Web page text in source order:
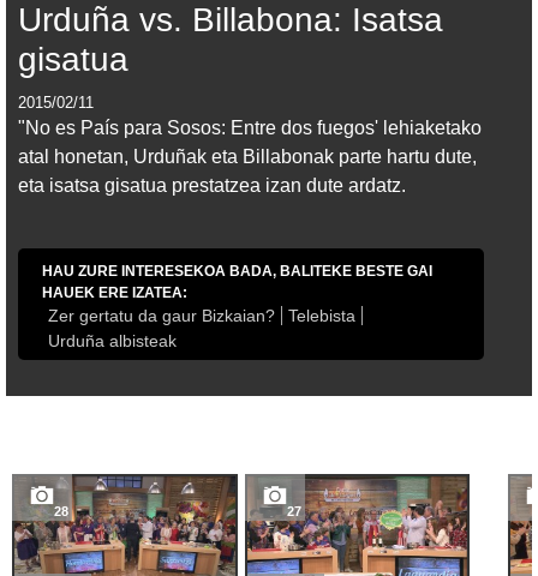
Urduña vs. Billabona: Isatsa
gisatua
2015/02/11
"No es País para Sosos: Entre dos fuegos' lehiaketako
atal honetan, Urduñak eta Billabonak parte hartu dute,
eta isatsa gisatua prestatzea izan dute ardatz.
HAU ZURE INTERESEKOA BADA, BALITEKE BESTE GAI
HAUEK ERE IZATEA:
Zer gertatu da gaur Bizkaian?
Telebista
Urduña albisteak
28 27